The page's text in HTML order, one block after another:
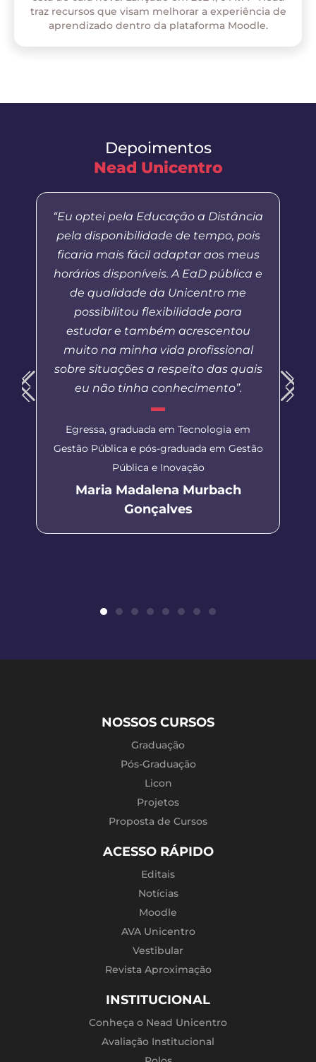
traz recursos que visam melhorar a experiência de
aprendizado dentro da plataforma Moodle.
Depoimentos
Nead Unicentro
“Eu optei pela Educação a Distância
pela disponibilidade de tempo, pois
ficaria mais fácil adaptar aos meus
horários disponíveis. A EaD pública e
de qualidade da Unicentro me
possibilitou flexibilidade para
estudar e também acrescentou
muito na minha vida profissional
sobre situações a respeito das quais
eu não tinha conhecimento”.
Egressa, graduada em Tecnologia em
Gestão Pública e pós-graduada em Gestão
Pública e Inovação
Maria Madalena Murbach
Gonçalves
NOSSOS CURSOS
Graduação
Pós-Graduação
Licon
Projetos
Proposta de Cursos
ACESSO RÁPIDO
Editais
Notícias
Moodle
AVA Unicentro
Vestibular
Revista Aproximação
INSTITUCIONAL
Conheça o Nead Unicentro
Avaliação Institucional